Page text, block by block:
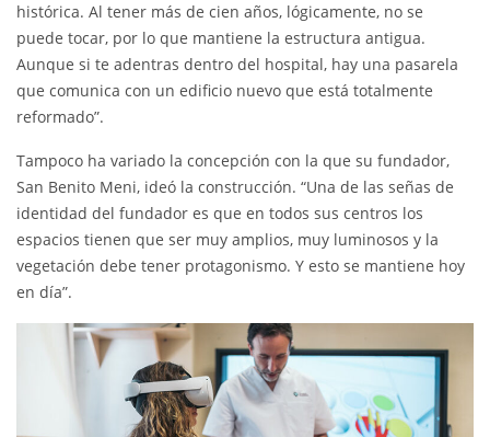
histórica. Al tener más de cien años, lógicamente, no se
puede tocar, por lo que mantiene la estructura antigua.
Aunque si te adentras dentro del hospital, hay una pasarela
que comunica con un edificio nuevo que está totalmente
reformado”.
Tampoco ha variado la concepción con la que su fundador,
San Benito Meni, ideó la construcción. “Una de las señas de
identidad del fundador es que en todos sus centros los
espacios tienen que ser muy amplios, muy luminosos y la
vegetación debe tener protagonismo. Y esto se mantiene hoy
en día”.